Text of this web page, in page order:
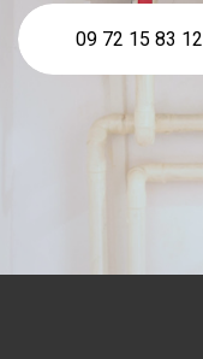
09 72 15 83 12